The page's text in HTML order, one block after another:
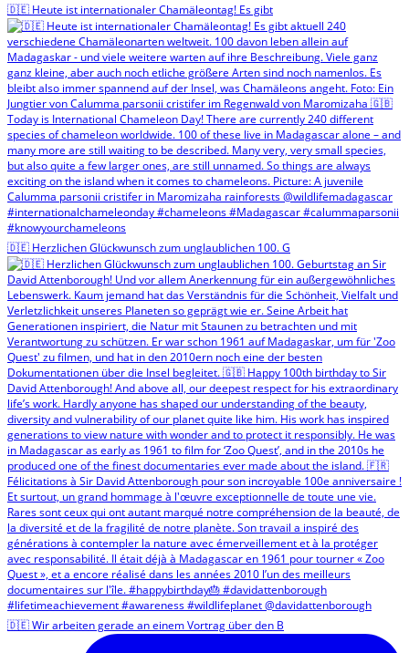
🇩🇪 Heute ist internationaler Chamäleontag! Es gibt
🇩🇪 Herzlichen Glückwunsch zum unglaublichen 100. G
🇩🇪 Wir arbeiten gerade an einem Vortrag über den B